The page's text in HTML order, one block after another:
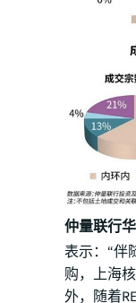
仲量联行
表示：“伴
购，上海
外，随着